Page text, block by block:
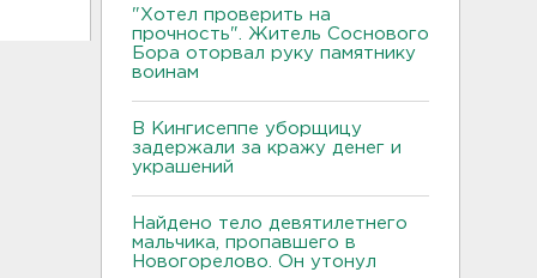
"Хотел проверить на
прочность". Житель Соснового
Бора оторвал руку памятнику
воинам
В Кингисеппе уборщицу
задержали за кражу денег и
украшений
Найдено тело девятилетнего
мальчика, пропавшего в
Новогорелово. Он утонул